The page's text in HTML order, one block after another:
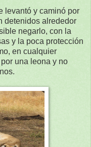
levantó y caminó por
detenidos alrededor
negarlo, con la
y la poca protección
en cualquier
una leona y no